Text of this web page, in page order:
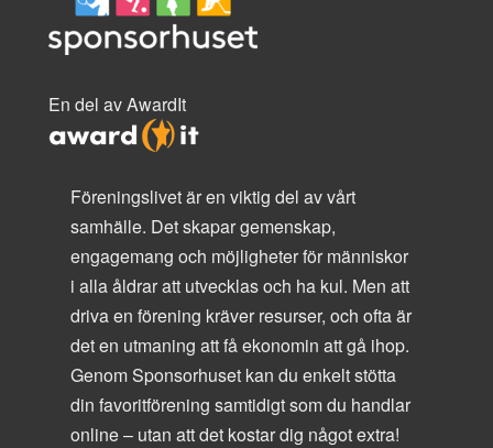
En del av AwardIt
Föreningslivet är en viktig del av vårt
samhälle. Det skapar gemenskap,
engagemang och möjligheter för människor
i alla åldrar att utvecklas och ha kul. Men att
driva en förening kräver resurser, och ofta är
det en utmaning att få ekonomin att gå ihop.
Genom Sponsorhuset kan du enkelt stötta
din favoritförening samtidigt som du handlar
online – utan att det kostar dig något extra!